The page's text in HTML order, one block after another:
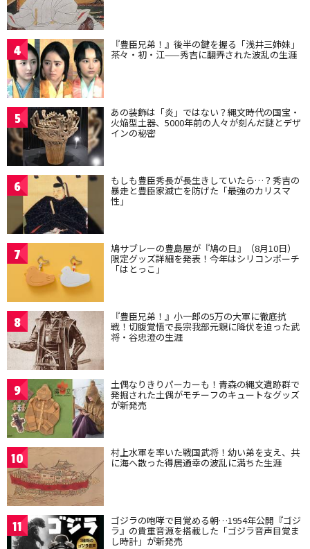
4 『豊臣兄弟！』後半の鍵を握る「浅井三姉妹」
茶々・初・江——秀吉に翻弄された波乱の生涯
5 あの装飾は「炎」ではない？縄文時代の国宝・
火焔型土器、5000年前の人々が刻んだ謎とデザ
インの秘密
6 もしも豊臣秀長が長生きしていたら…？秀吉の
暴走と豊臣家滅亡を防げた「最強のカリスマ
性」
7 鳩サブレーの豊島屋が『鳩の日』（8月10日）
限定グッズ詳細を発表！今年はシリコンポーチ
「はとっこ」
8 『豊臣兄弟！』小一郎の5万の大軍に徹底抗
戦！切腹覚悟で長宗我部元親に降伏を迫った武
将・谷忠澄の生涯
9 土偶なりきりパーカーも！青森の縄文遺跡群で
発掘された土偶がモチーフのキュートなグッズ
が新発売
10 村上水軍を率いた戦国武将！幼い弟を支え、共
に海へ散った得居通幸の波乱に満ちた生涯
11 ゴジラの咆哮で目覚める朝…1954年公開『ゴジ
ラ』の貴重音源を搭載した「ゴジラ音声目覚ま
し時計」が新発売